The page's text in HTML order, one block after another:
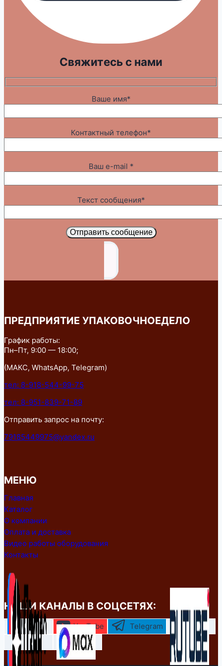
Свяжитесь с нами
Ваше имя*
Контактный телефон*
Ваш e-mail *
Текст сообщения*
Отправить сообщение
ПРЕДПРИЯТИЕ УПАКОВОЧНОЕДЕЛО
График работы:
Пн–Пт, 9:00 — 18:00;
(МАКС, WhatsApp, Telegram)
тел: 8-918-544-99-75
тел: 8-951-839-71-89
Отправить запрос на почту:
79185449975@yandex.ru
МЕНЮ
Главная
Каталог
О компании
Оплата и доставка
Видео работы оборудования
Контакты
НАШИ КАНАЛЫ В СОЦСЕТЯХ:
YouTube Telegram